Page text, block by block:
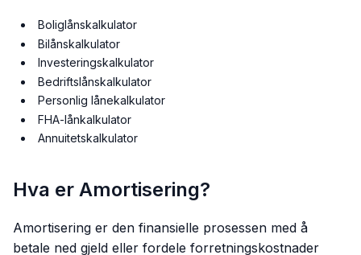
Boliglånskalkulator
Bilånskalkulator
Investeringskalkulator
Bedriftslånskalkulator
Personlig lånekalkulator
FHA-lånkalkulator
Annuitetskalkulator
Hva er Amortisering?
Amortisering er den finansielle prosessen med å
betale ned gjeld eller fordele forretningskostnader